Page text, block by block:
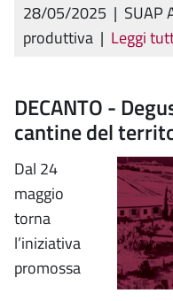
28/05/2025 | SUAP
produttiva | Leggi
DECANTO -
cantine del
Dal 24
maggio
torna
l’iniziativa
promossa